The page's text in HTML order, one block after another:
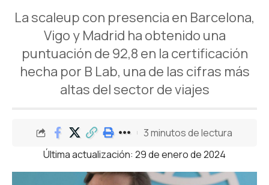
La scaleup con presencia en Barcelona,
Vigo y Madrid ha obtenido una
puntuación de 92,8 en la certificación
hecha por B Lab, una de las cifras más
altas del sector de viajes
Última actualización: 29 de enero de 2024
3 minutos de lectura